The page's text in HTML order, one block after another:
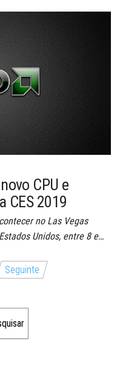
CPU e
CES 2019
no Las Vegas
Unidos, entre 8 e…
Seguinte